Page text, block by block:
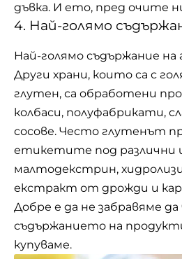
дъвка. И ето, пред очите
4. Най-голямо
Най-голямо съдържание на
Други храни, които са с
глутен, са обработени
колбаси, полуфабрикати,
сосове. Често глутенът
етикетите под различни
малтодекстрин,
екстракт от дрожди и
Добре е да не забравяме
съдържанието на
купуваме.